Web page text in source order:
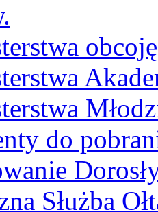
do
Służba